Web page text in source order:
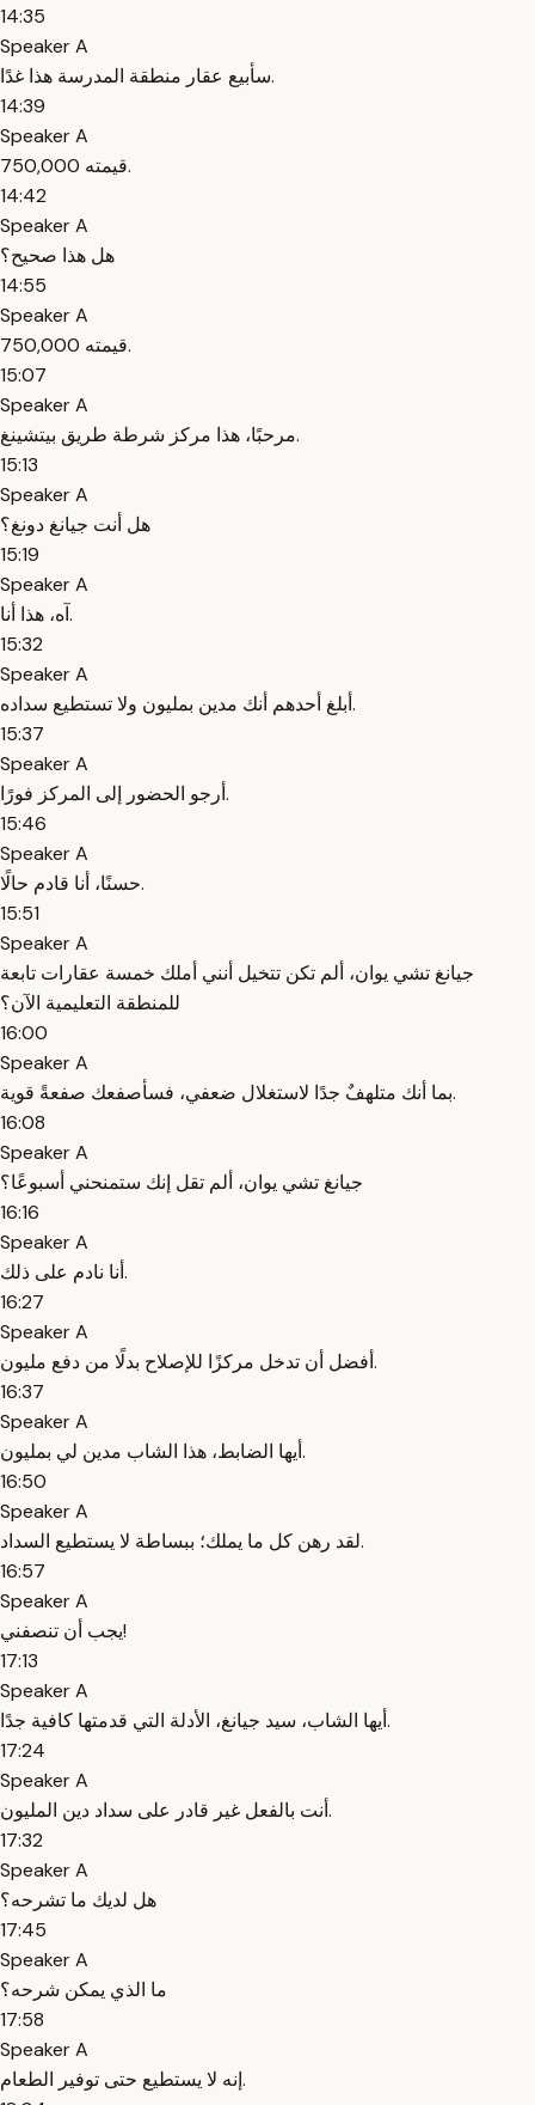
14:35
Speaker A
سأبيع عقار منطقة المدرسة هذا غدًا.
14:39
Speaker A
قيمته 750,000.
14:42
Speaker A
هل هذا صحيح؟
14:55
Speaker A
قيمته 750,000.
15:07
Speaker A
مرحبًا، هذا مركز شرطة طريق بيتشينغ.
15:13
Speaker A
هل أنت جيانغ دونغ؟
15:19
Speaker A
آه، هذا أنا.
15:32
Speaker A
أبلغ أحدهم أنك مدين بمليون ولا تستطيع سداده.
15:37
Speaker A
أرجو الحضور إلى المركز فورًا.
15:46
Speaker A
حسنًا، أنا قادم حالًا.
15:51
Speaker A
جيانغ تشي يوان، ألم تكن تتخيل أنني أملك خمسة عقارات تابعة
للمنطقة التعليمية الآن؟
16:00
Speaker A
بما أنك متلهفٌ جدًا لاستغلال ضعفي، فسأصفعك صفعةً قوية.
16:08
Speaker A
جيانغ تشي يوان، ألم تقل إنك ستمنحني أسبوعًا؟
16:16
Speaker A
أنا نادم على ذلك.
16:27
Speaker A
أفضل أن تدخل مركزًا للإصلاح بدلًا من دفع مليون.
16:37
Speaker A
أيها الضابط، هذا الشاب مدين لي بمليون.
16:50
Speaker A
لقد رهن كل ما يملك؛ ببساطة لا يستطيع السداد.
16:57
Speaker A
يجب أن تنصفني!
17:13
Speaker A
أيها الشاب، سيد جيانغ، الأدلة التي قدمتها كافية جدًا.
17:24
Speaker A
أنت بالفعل غير قادر على سداد دين المليون.
17:32
Speaker A
هل لديك ما تشرحه؟
17:45
Speaker A
ما الذي يمكن شرحه؟
17:58
Speaker A
إنه لا يستطيع حتى توفير الطعام.